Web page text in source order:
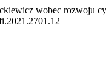
wobec rozwoju